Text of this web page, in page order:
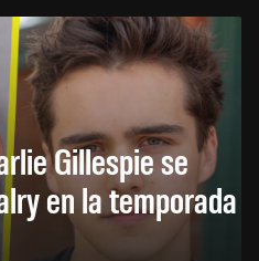
Gillespie se
en la temporada